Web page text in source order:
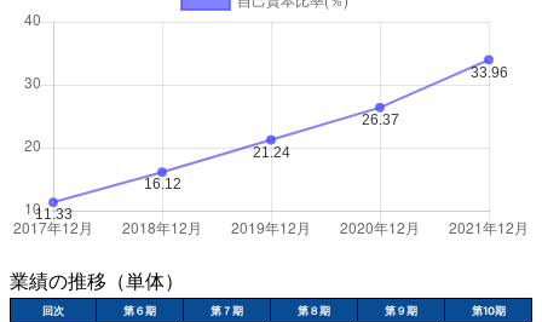
業績の推移（単体）
回次 第６期 第７期 第８期 第９期 第10期